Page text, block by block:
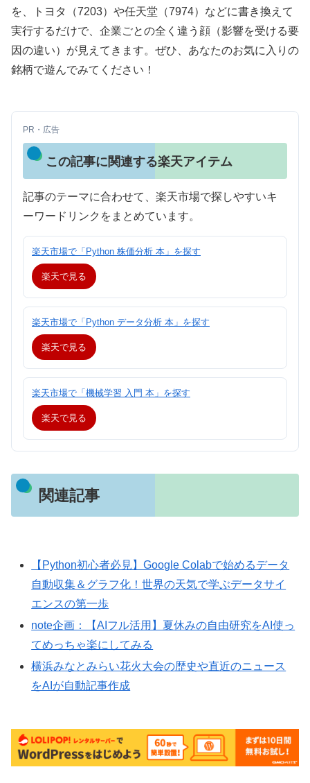
を、トヨタ（7203）や任天堂（7974）などに書き換えて
実行するだけで、企業ごとの全く違う顔（影響を受ける要
因の違い）が見えてきます。ぜひ、あなたのお気に入りの
銘柄で遊んでみてください！
PR・広告
この記事に関連する楽天アイテム
記事のテーマに合わせて、楽天市場で探しやすいキ
ーワードリンクをまとめています。
楽天市場で「Python 株価分析 本」を探す
楽天で見る
楽天市場で「Python データ分析 本」を探す
楽天で見る
楽天市場で「機械学習 入門 本」を探す
楽天で見る
関連記事
【Python初心者必見】Google Colabで始めるデータ
自動収集＆グラフ化！世界の天気で学ぶデータサイ
エンスの第一歩
note企画：【AIフル活用】夏休みの自由研究をAI使っ
てめっちゃ楽にしてみる
横浜みなとみらい花火大会の歴史や直近のニュース
をAIが自動記事作成